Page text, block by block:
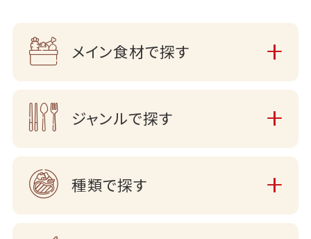
メイン食材で探す
ジャンルで探す
種類で探す